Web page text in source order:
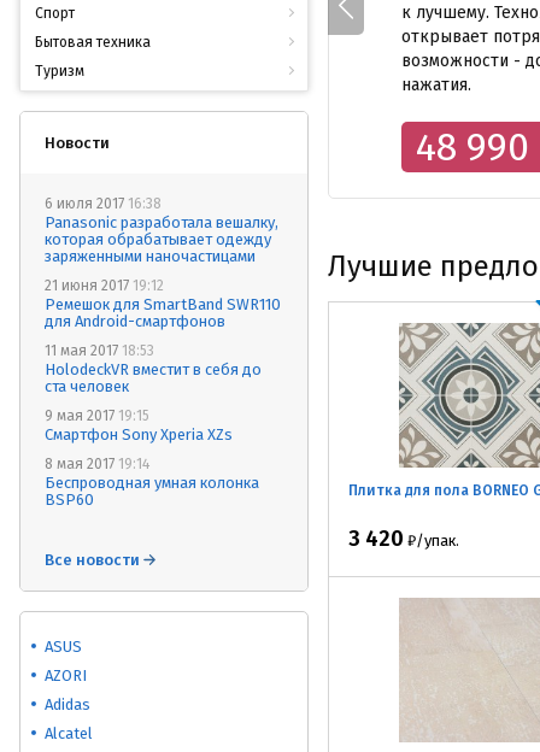
Спорт
Бытовая техника
Туризм
Новости
6 июля 2017 16:38
Panasonic разработала вешалку,
которая обрабатывает одежду
заряженными наночастицами
21 июня 2017 19:12
Ремешок для SmartBand SWR110
для Android-смартфонов
11 мая 2017 18:53
HolodeckVR вместит в себя до
ста человек
9 мая 2017 19:15
Смартфон Sony Xperia XZs
8 мая 2017 19:14
Беспроводная умная колонка
BSP60
Все новости
ASUS
AZORI
Adidas
Alcatel
к лучшему.
открывает
возможности -
нажатия.
48 990
Лучшие
Плитка для пола BORNEO
3 420 ₽/упак.